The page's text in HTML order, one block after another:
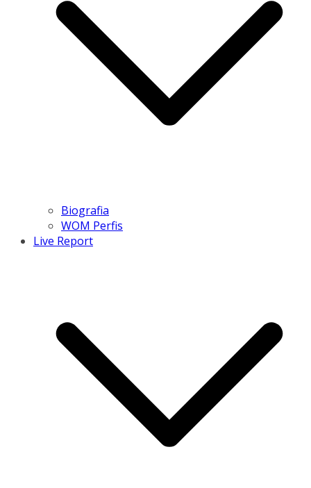
Biografia
WOM Perfis
Live Report